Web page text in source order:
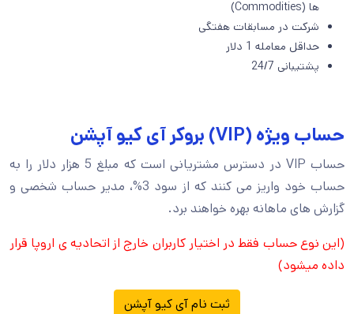
ها (Commodities)
شرکت در مسابقات هفتگی
حداقل معامله 1 دلار
پشتیبانی 24/7
حساب ویژه (VIP) بروکر آی کیو آپشن
حساب VIP در دسترس مشتریانی است که مبلغ 5 هزار دلار را به
حساب خود واریز می کنند که از سود 3%، مدیر حساب شخصی و
گزارش های ماهانه بهره خواهند برد.
(این نوع حساب فقط در اختیار کاربران خارج از اتحادیه ی اروپا قرار
داده میشود)
ثبت نام آی کیو آپشن